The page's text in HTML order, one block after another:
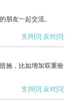
朋友一起交流。
支持[0] 反对[0]
施，比如增加双重验
支持[0] 反对[0]